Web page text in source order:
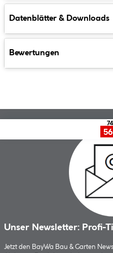
Datenblätter & Downloads
Bewertungen
Unser Newsletter: Profi-
Jetzt den BayWa Bau & Garten